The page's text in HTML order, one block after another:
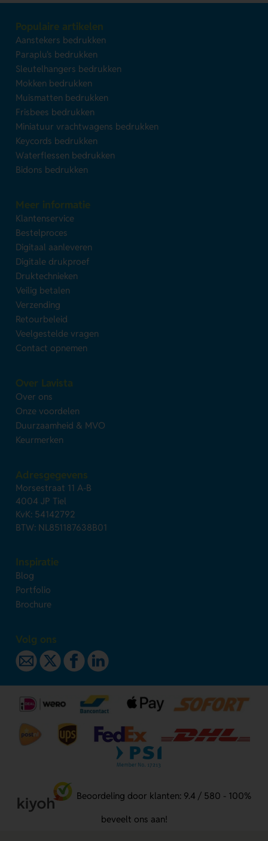
Populaire artikelen
Aanstekers bedrukken
Paraplu's bedrukken
Sleutelhangers bedrukken
Mokken bedrukken
Muismatten bedrukken
Frisbees bedrukken
Miniatuur vrachtwagens bedrukken
Keycords bedrukken
Waterflessen bedrukken
Bidons bedrukken
Meer informatie
Klantenservice
Bestelproces
Digitaal aanleveren
Digitale drukproef
Druktechnieken
Veilig betalen
Verzending
Retourbeleid
Veelgestelde vragen
Contact opnemen
Over Lavista
Over ons
Onze voordelen
Duurzaamheid & MVO
Keurmerken
Adresgegevens
Morsestraat 11 A-B
4004 JP Tiel
KvK: 54142792
BTW: NL851187638B01
Inspiratie
Blog
Portfolio
Brochure
Volg ons
Beoordeling door klanten: 9.4 / 580 - 100%
beveelt ons aan!